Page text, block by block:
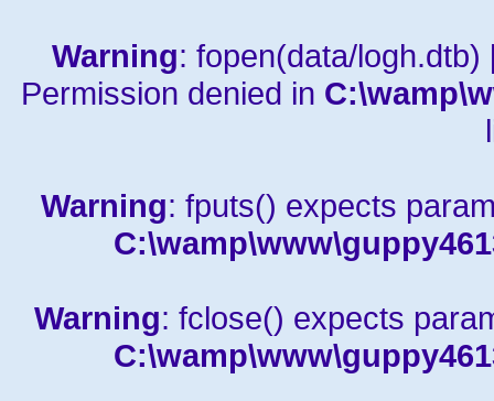
Warning: fopen(data/logh.dtb)
Permission denied in
Warning: fputs() expects
Warning: fclose() expects